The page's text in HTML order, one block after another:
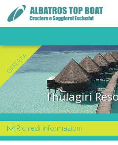
TOUR
FLOTTA
BUSINESS
NEWS &
OFFERTE E
OFFERTA
Thulagiri
Richiedi informazioni